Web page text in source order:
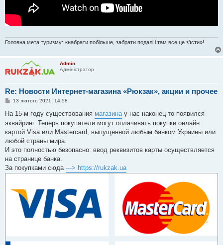
Головна мета туризму: «набрати побільше, забрати подалі і там все це з'їсти»!
Admin
Адміністратор
Re: Новости Интернет-магазина «Рюкзак», акции и прочее
П
в
д
о
м
л
е
н
н
я
13 лютого 2021, 14:58
На 15-м году существования магазинау нас наконец-то появился
эквайринг. Теперь покупатели могут оплачивать покупки онлайн
картой Visa или Mastercard, выпущенной любым банком Украины или
любой страны мира.
И это полностью безопасно: ввод реквизитов карты осуществляется
на странице банка.
За покупками сюда ---> https://rukzak.ua